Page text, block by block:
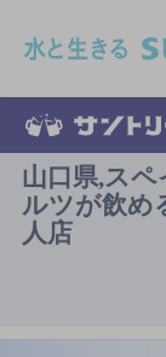
山口県,ス
ルツが飲め
人店